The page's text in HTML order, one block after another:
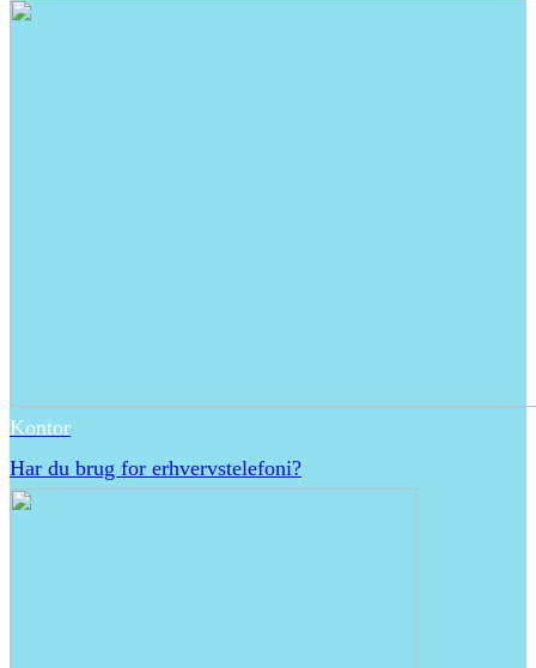
Kontor
Har du brug for erhvervstelefoni?